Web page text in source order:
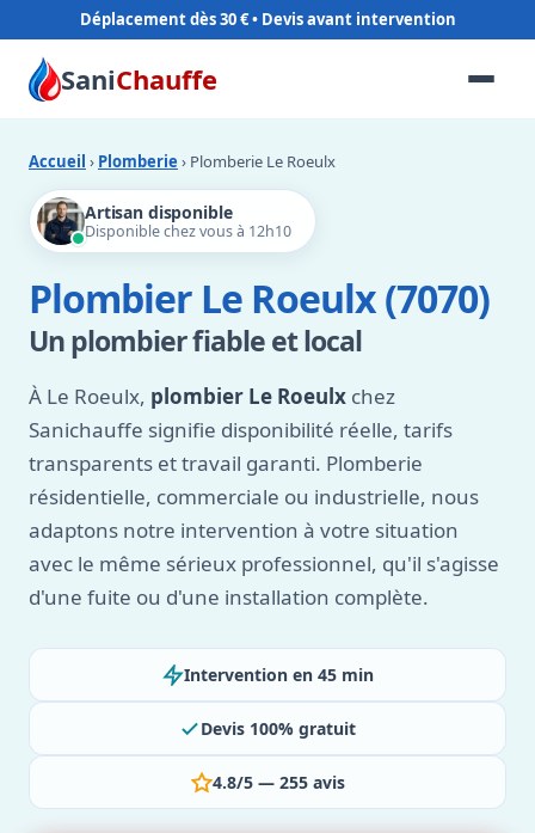
Déplacement dès 30 €
SaniChauffe
Accueil › Plomberie › Plomberie Le Roeulx
Artisan disponible
Disponible chez vous à 12h10
Plombier Le Roeulx (7070)
Un plombier fiable et local
À Le Roeulx, plombier Le Roeulx chez
Sanichauffe signifie disponibilité réelle, tarifs
transparents et travail garanti. Plomberie
résidentielle, commerciale ou industrielle, nous
adaptons notre intervention à votre situation
avec le même sérieux professionnel, qu'il s'agisse
d'une fuite ou d'une installation complète.
Intervention en 45 min
Devis 100% gratuit
4.8/5 — 255 avis